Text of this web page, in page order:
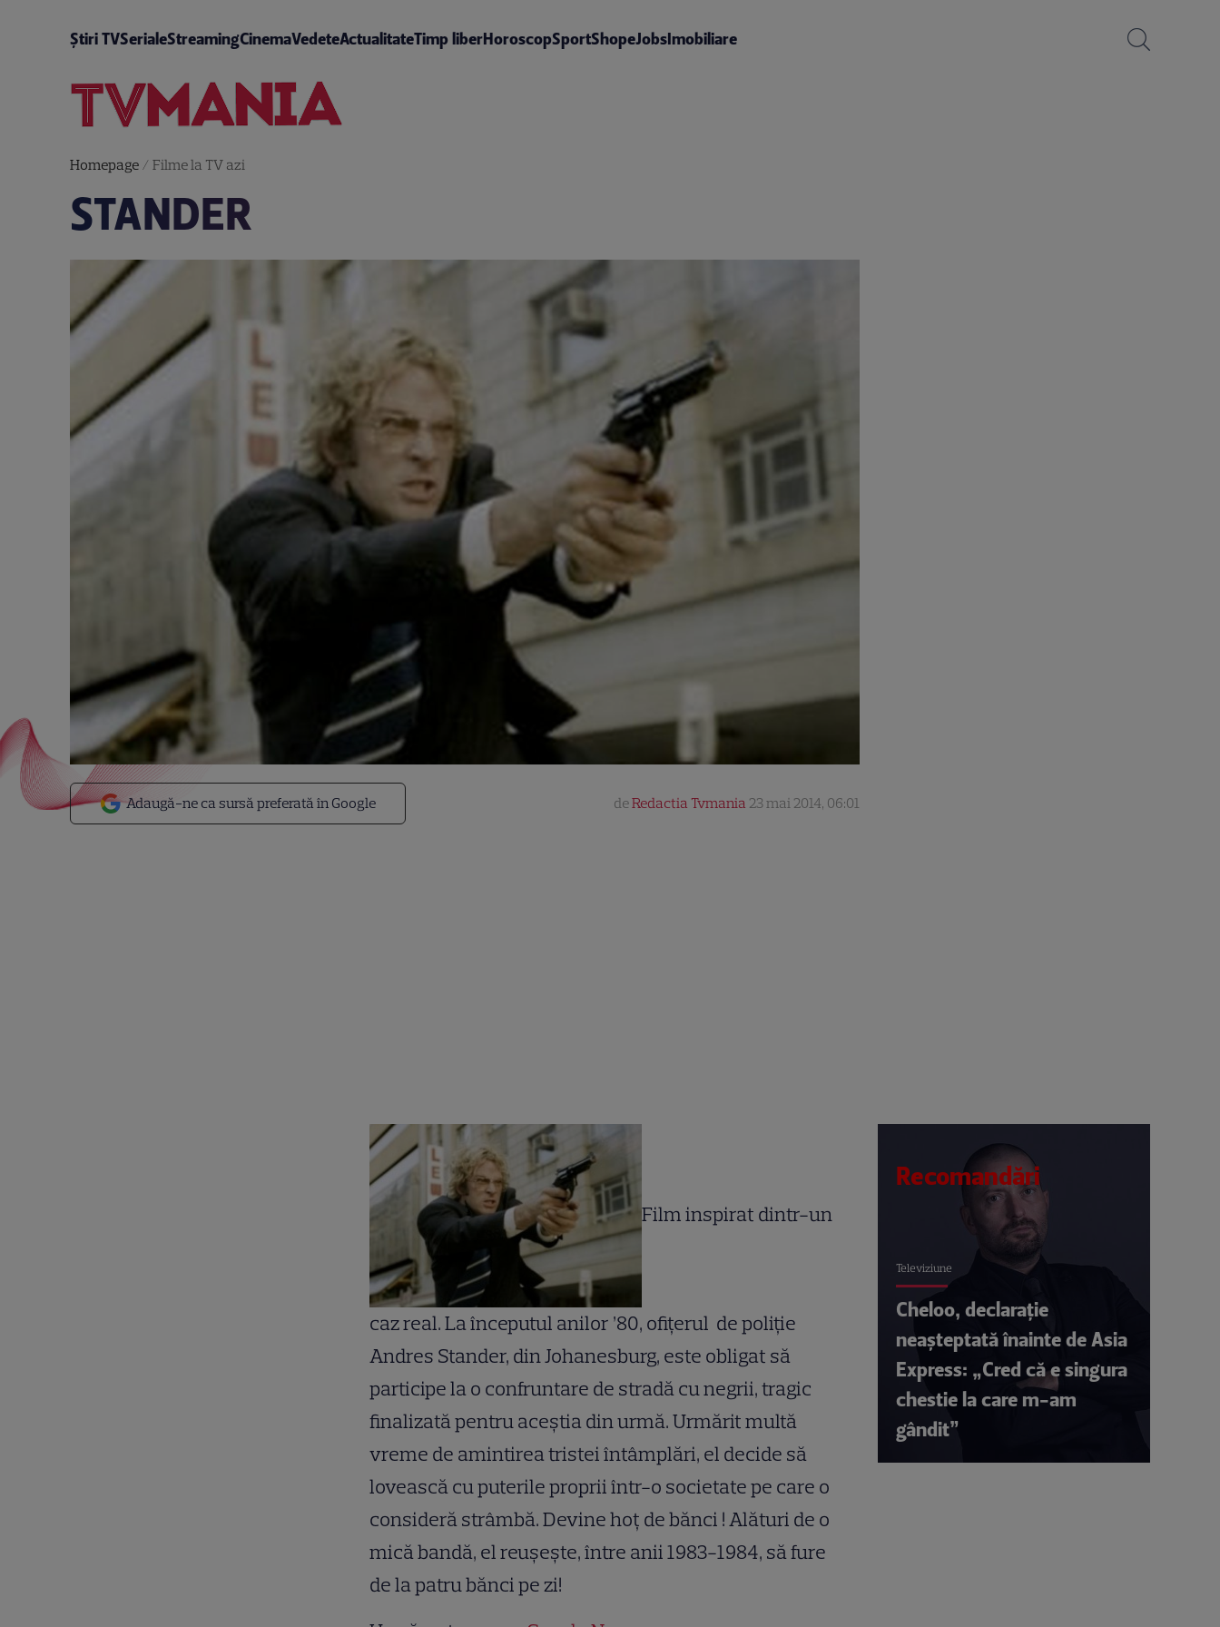
Știri TVSerialeStreamingCinemaVedeteActualitateTimp liberHoroscopSportShopeJobsImobiliare
Homepage/ Filme la TV azi
STANDER
Adaugă-ne ca sursă preferată în Google deRedactia Tvmania 23 mai 2014, 06:01
Film inspirat dintr-un
caz real. La începutul anilor ’80, ofiţerul de poliţie
Andres Stander, din Johanesburg, este obligat să
participe la o confruntare de stradă cu negrii, tragic
finalizată pentru aceştia din urmă. Urmărit multă
vreme de amintirea tristei întâmplări, el decide să
lovească cu puterile proprii într-o societate pe care o
consideră strâmbă. Devine hoţ de bănci ! Alături de o
mică bandă, el reuşeşte, între anii 1983-1984, să fure
de la patru bănci pe zi!
Recomandări
Televiziune
Cheloo, declarație
neașteptată înainte de Asia
Express: „Cred că e singura
chestie la care m-am
gândit”